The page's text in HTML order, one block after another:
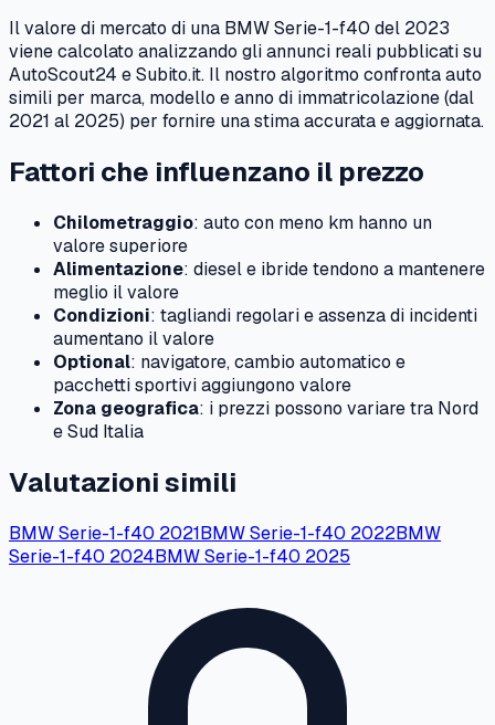
Il valore di mercato di una BMWSerie-1-f40 del 2023
viene calcolato analizzando gli annunci reali pubblicati su
AutoScout24 e Subito.it. Il nostro algoritmo confronta auto
simili per marca, modello e anno di immatricolazione (dal
2021 al 2025) per fornire una stima accurata e aggiornata.
Fattori che influenzano il prezzo
Chilometraggio: auto con meno km hanno un
valore superiore
Alimentazione: diesel e ibride tendono a mantenere
meglio il valore
Condizioni: tagliandi regolari e assenza di incidenti
aumentano il valore
Optional: navigatore, cambio automatico e
pacchetti sportivi aggiungono valore
Zona geografica: i prezzi possono variare tra Nord
e Sud Italia
Valutazioni simili
BMWSerie-1-f40 2021BMWSerie-1-f40 2022BMW
Serie-1-f40 2024BMWSerie-1-f40 2025